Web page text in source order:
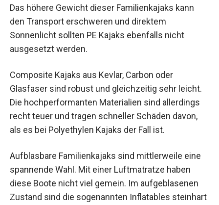
Das höhere Gewicht dieser Familienkajaks kann
den Transport erschweren und direktem
Sonnenlicht sollten PE Kajaks ebenfalls nicht
ausgesetzt werden.
Composite Kajaks aus Kevlar, Carbon oder
Glasfaser sind robust und gleichzeitig sehr leicht.
Die hochperformanten Materialien sind allerdings
recht teuer und tragen schneller Schäden davon,
als es bei Polyethylen Kajaks der Fall ist.
Aufblasbare Familienkajaks sind mittlerweile eine
spannende Wahl. Mit einer Luftmatratze haben
diese Boote nicht viel gemein. Im aufgeblasenen
Zustand sind die sogenannten Inflatables steinhart